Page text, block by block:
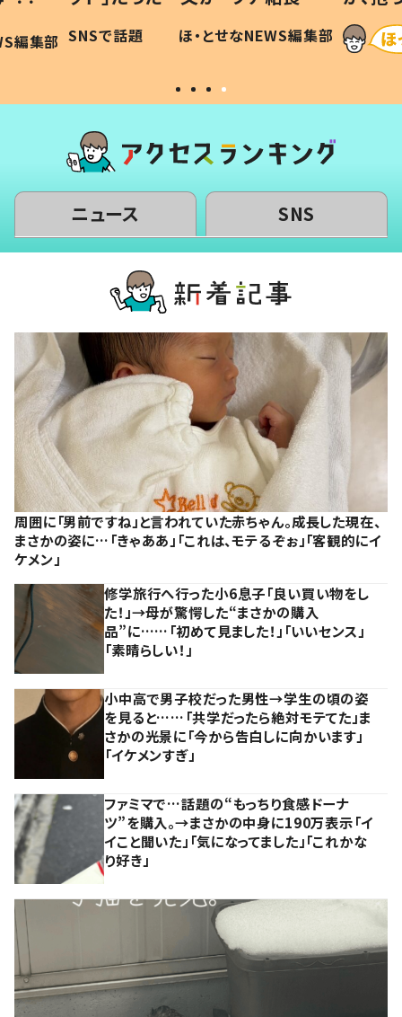
編集部
作り続ける理由とは #令和の親
#令和の子
SNSで話題 ほ・とせなNEWS編集部 「涙が
い」
ニュース SNS
周囲に「男前ですね」と言われていた赤ちゃん。成長した現在、
まさかの姿に…「きゃああ」「これは、モテるぞぉ」「客観的にイ
ケメン」
修学旅行へ行った小6息子「良い買い物をし
た！」→母が驚愕した“まさかの購入
品”に……「初めて見ました！」「いいセンス」
「素晴らしい！」
小中高で男子校だった男性→学生の頃の姿
を見ると……「共学だったら絶対モテてた」ま
さかの光景に「今から告白しに向かいます」
「イケメンすぎ」
ファミマで…話題の“もっちり食感ドーナ
ツ”を購入。→まさかの中身に190万表示「イ
イこと聞いた」「気になってました」「これかな
り好き」